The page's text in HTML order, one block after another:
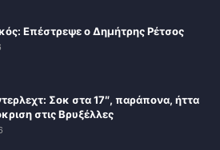
Επέστρεψε ο Δημήτρης Ρέτσος
Σοκ στα 17″, παράπονα, ήττα
στις Βρυξέλλες